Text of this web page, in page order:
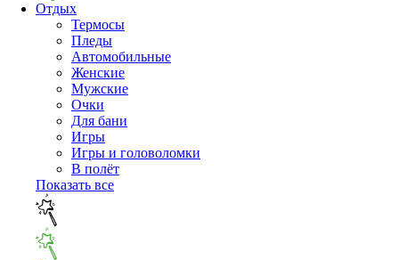
Отдых
Термосы
Пледы
Автомобильные
Женские
Мужские
Очки
Для бани
Игры
Игры и головоломки
В полёт
Показать все